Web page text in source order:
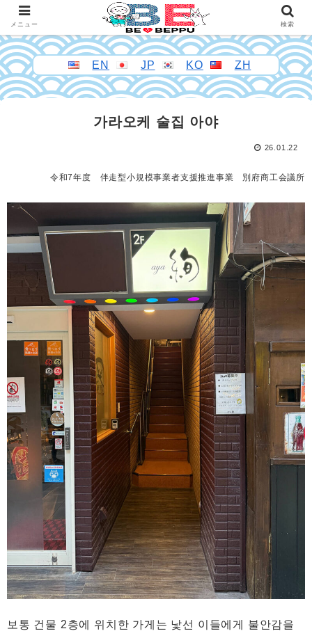
EN JP KO ZH
가라오케 술집 아야
26.01.22
令和7年度 伴走型小規模事業者支援推進事業 別府商工会議所
보통 건물 2층에 위치한 가게는 낯선 이들에게 불안감을
メニュー 検索